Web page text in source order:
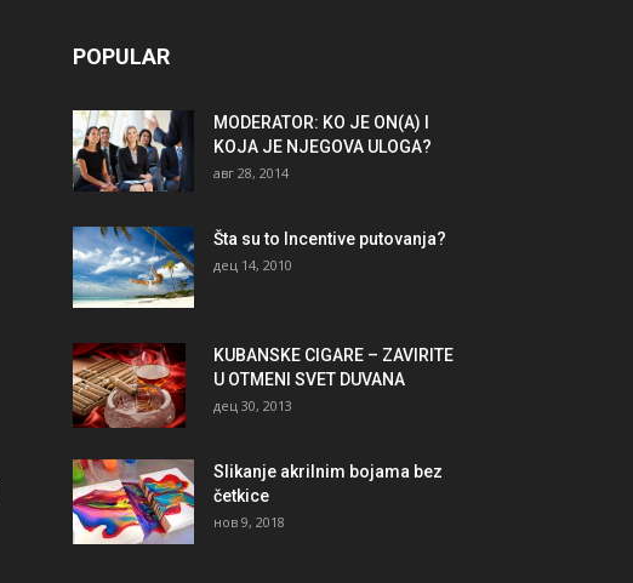
POPULAR
MODERATOR: KO JE ON(A) I
KOJA JE NJEGOVA ULOGA?
авг 28, 2014
Šta su to Incentive putovanja?
дец 14, 2010
KUBANSKE CIGARE – ZAVIRITE
U OTMENI SVET DUVANA
дец 30, 2013
Slikanje akrilnim bojama bez
četkice
нов 9, 2018